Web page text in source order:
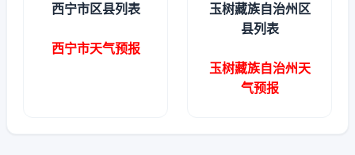
西宁市区县列表
西宁市天气预报
玉树藏族自治州区
县列表
玉树藏族自治州天
气预报